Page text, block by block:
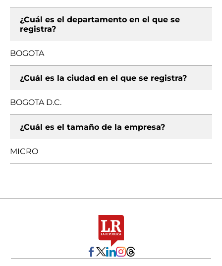
¿Cuál es el departamento en el que se
registra?
BOGOTA
¿Cuál es la ciudad en el que se registra?
BOGOTA D.C.
¿Cuál es el tamaño de la empresa?
MICRO